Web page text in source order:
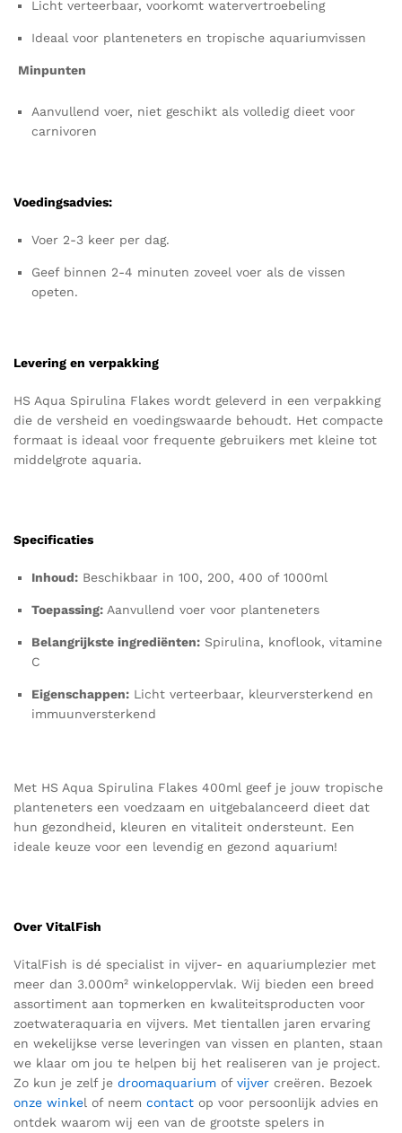
Licht verteerbaar, voorkomt watervertroebeling
Ideaal voor planteneters en tropische aquariumvissen
Minpunten
Aanvullend voer, niet geschikt als volledig dieet voor
carnivoren
Voedingsadvies:
Voer 2-3 keer per dag.
Geef binnen 2-4 minuten zoveel voer als de vissen
opeten.
Levering en verpakking
HS Aqua Spirulina Flakes wordt geleverd in een verpakking
die de versheid en voedingswaarde behoudt. Het compacte
formaat is ideaal voor frequente gebruikers met kleine tot
middelgrote aquaria.
Specificaties
Inhoud: Beschikbaar in 100, 200, 400 of 1000ml
Toepassing: Aanvullend voer voor planteneters
Belangrijkste ingrediënten: Spirulina, knoflook, vitamine
C
Eigenschappen: Licht verteerbaar, kleurversterkend en
immuunversterkend
Met HS Aqua Spirulina Flakes 400ml geef je jouw tropische
planteneters een voedzaam en uitgebalanceerd dieet dat
hun gezondheid, kleuren en vitaliteit ondersteunt. Een
ideale keuze voor een levendig en gezond aquarium!
Over VitalFish
VitalFish is dé specialist in vijver- en aquariumplezier met
meer dan 3.000m² winkeloppervlak. Wij bieden een breed
assortiment aan topmerken en kwaliteitsproducten voor
zoetwateraquaria en vijvers. Met tientallen jaren ervaring
en wekelijkse verse leveringen van vissen en planten, staan
we klaar om jou te helpen bij het realiseren van je project.
Zo kun je zelf je droomaquarium of vijver creëren. Bezoek
onze winkel of neem contact op voor persoonlijk advies en
ontdek waarom wij een van de grootste spelers in